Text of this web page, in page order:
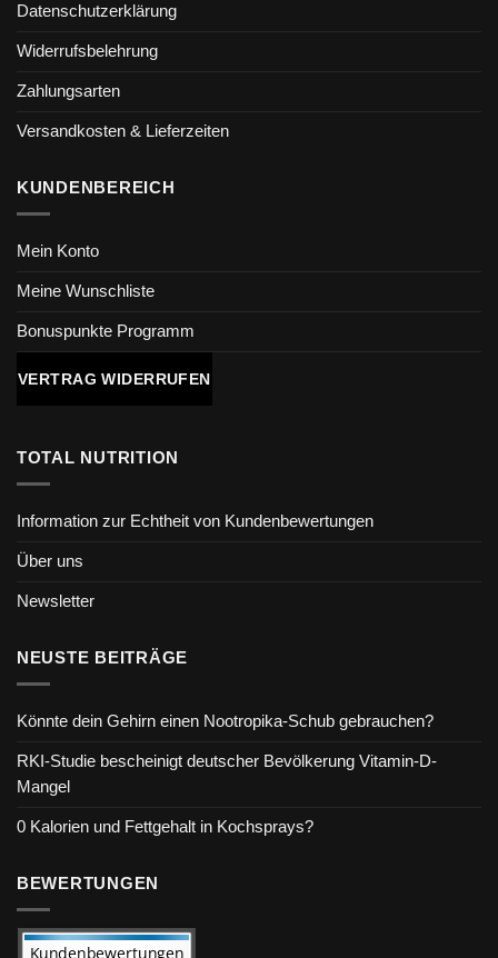
Datenschutzerklärung
Widerrufsbelehrung
Zahlungsarten
Versandkosten & Lieferzeiten
KUNDENBEREICH
Mein Konto
Meine Wunschliste
Bonuspunkte Programm
VERTRAG WIDERRUFEN
TOTAL NUTRITION
Information zur Echtheit von Kundenbewertungen
Über uns
Newsletter
NEUSTE BEITRÄGE
Könnte dein Gehirn einen Nootropika-Schub gebrauchen?
RKI-Studie bescheinigt deutscher Bevölkerung Vitamin-D-
Mangel
0 Kalorien und Fettgehalt in Kochsprays?
BEWERTUNGEN